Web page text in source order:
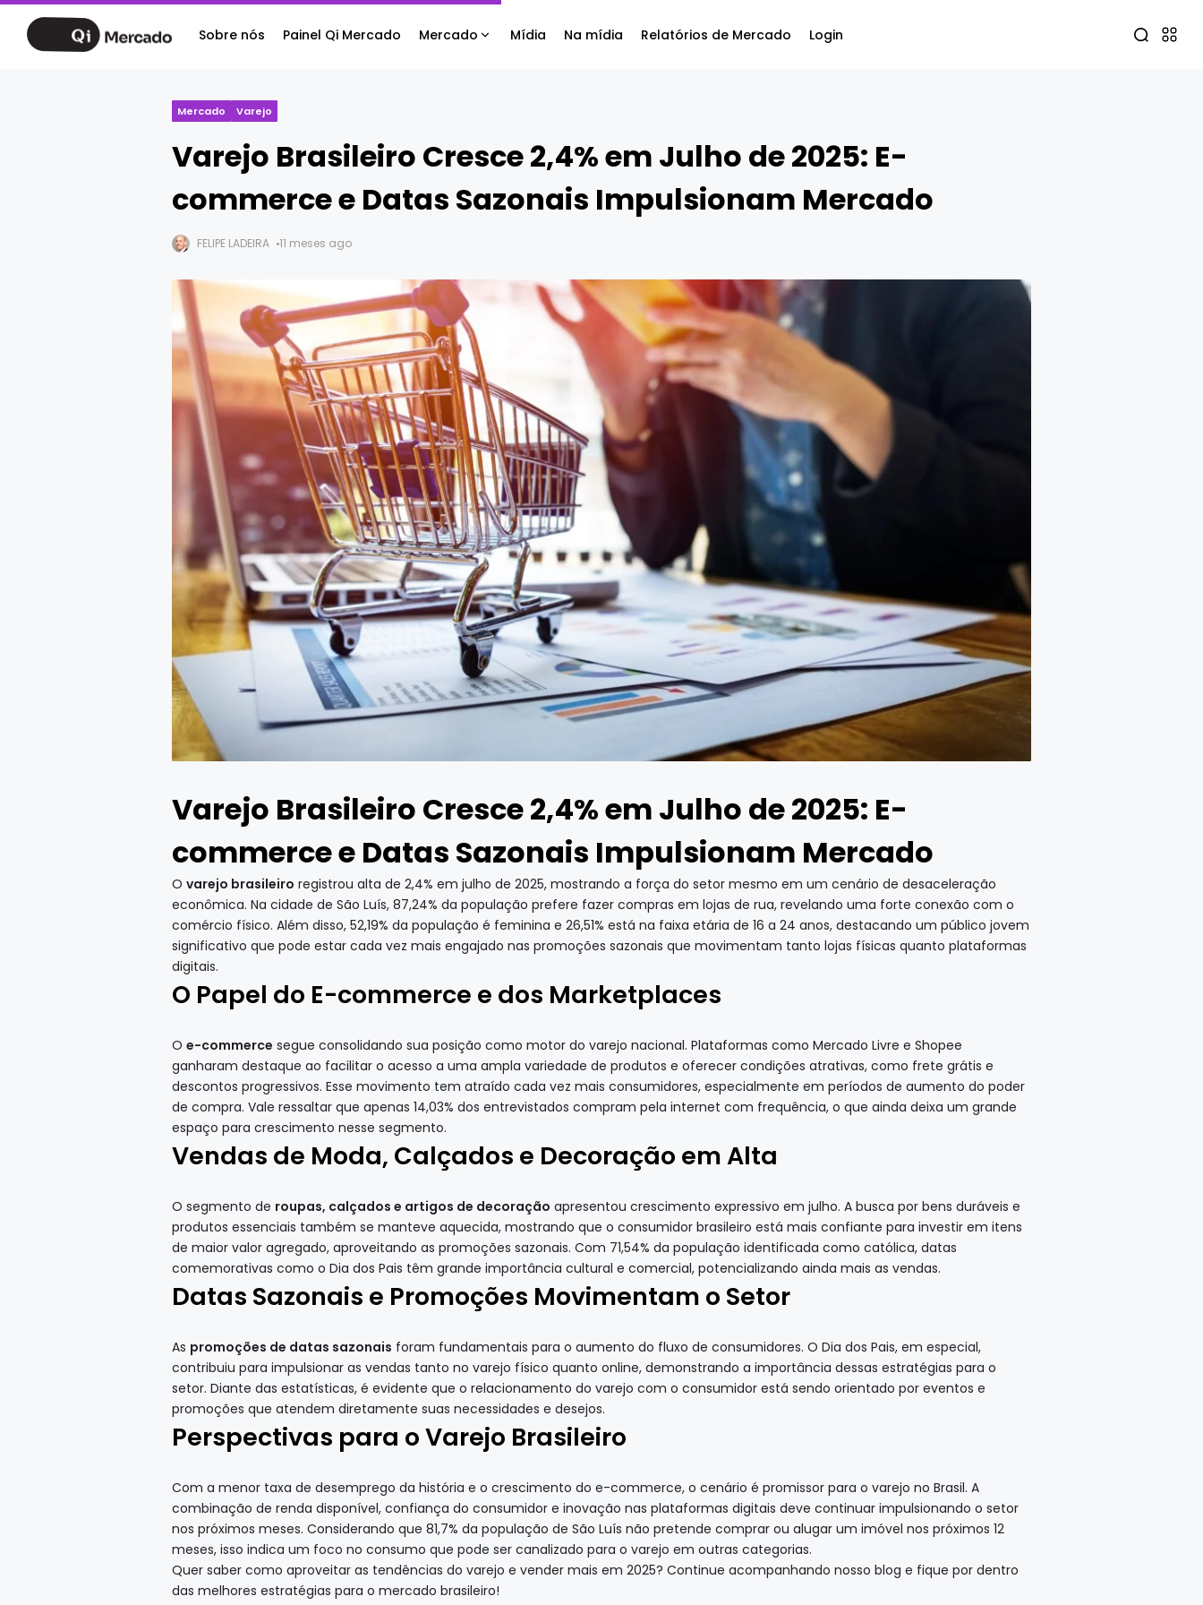
Sobre nós Painel Qi Mercado Mercado Mídia Na mídia Relatórios de Mercado Login
Mercado Varejo
Varejo Brasileiro Cresce 2,4% em Julho de 2025: E-
commerce e Datas Sazonais Impulsionam Mercado
FELIPE LADEIRA 11 meses ago
Varejo Brasileiro Cresce 2,4% em Julho de 2025: E-
commerce e Datas Sazonais Impulsionam Mercado
O varejo brasileiro registrou alta de 2,4% em julho de 2025, mostrando a força do setor mesmo em um cenário de desaceleração
econômica. Na cidade de São Luís, 87,24% da população prefere fazer compras em lojas de rua, revelando uma forte conexão com o
comércio físico. Além disso, 52,19% da população é feminina e 26,51% está na faixa etária de 16 a 24 anos, destacando um público jovem
significativo que pode estar cada vez mais engajado nas promoções sazonais que movimentam tanto lojas físicas quanto plataformas
digitais.
O Papel do E-commerce e dos Marketplaces
O e-commerce segue consolidando sua posição como motor do varejo nacional. Plataformas como Mercado Livre e Shopee
ganharam destaque ao facilitar o acesso a uma ampla variedade de produtos e oferecer condições atrativas, como frete grátis e
descontos progressivos. Esse movimento tem atraído cada vez mais consumidores, especialmente em períodos de aumento do poder
de compra. Vale ressaltar que apenas 14,03% dos entrevistados compram pela internet com frequência, o que ainda deixa um grande
espaço para crescimento nesse segmento.
Vendas de Moda, Calçados e Decoração em Alta
O segmento de roupas, calçados e artigos de decoração apresentou crescimento expressivo em julho. A busca por bens duráveis e
produtos essenciais também se manteve aquecida, mostrando que o consumidor brasileiro está mais confiante para investir em itens
de maior valor agregado, aproveitando as promoções sazonais. Com 71,54% da população identificada como católica, datas
comemorativas como o Dia dos Pais têm grande importância cultural e comercial, potencializando ainda mais as vendas.
Datas Sazonais e Promoções Movimentam o Setor
As promoções de datas sazonais foram fundamentais para o aumento do fluxo de consumidores. O Dia dos Pais, em especial,
contribuiu para impulsionar as vendas tanto no varejo físico quanto online, demonstrando a importância dessas estratégias para o
setor. Diante das estatísticas, é evidente que o relacionamento do varejo com o consumidor está sendo orientado por eventos e
promoções que atendem diretamente suas necessidades e desejos.
Perspectivas para o Varejo Brasileiro
Com a menor taxa de desemprego da história e o crescimento do e-commerce, o cenário é promissor para o varejo no Brasil. A
combinação de renda disponível, confiança do consumidor e inovação nas plataformas digitais deve continuar impulsionando o setor
nos próximos meses. Considerando que 81,7% da população de São Luís não pretende comprar ou alugar um imóvel nos próximos 12
meses, isso indica um foco no consumo que pode ser canalizado para o varejo em outras categorias.
Quer saber como aproveitar as tendências do varejo e vender mais em 2025? Continue acompanhando nosso blog e fique por dentro
das melhores estratégias para o mercado brasileiro!